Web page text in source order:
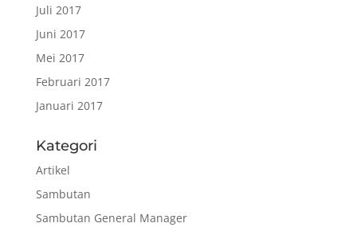
Juli 2017
Juni 2017
Mei 2017
Februari 2017
Januari 2017
Kategori
Artikel
Sambutan
Sambutan General Manager